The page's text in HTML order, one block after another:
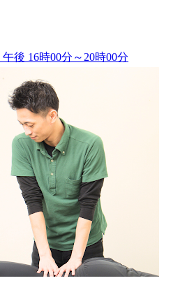
午後 16時00分～20時00分